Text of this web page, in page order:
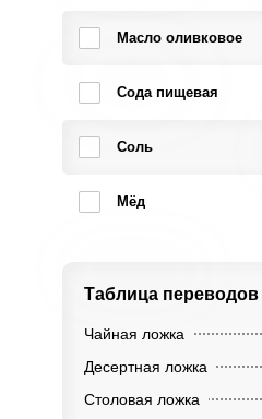
Масло оливковое
Сода пищевая
Соль
Мёд
Таблица переводов
Чайная ложка
Десертная ложка
Столовая ложка